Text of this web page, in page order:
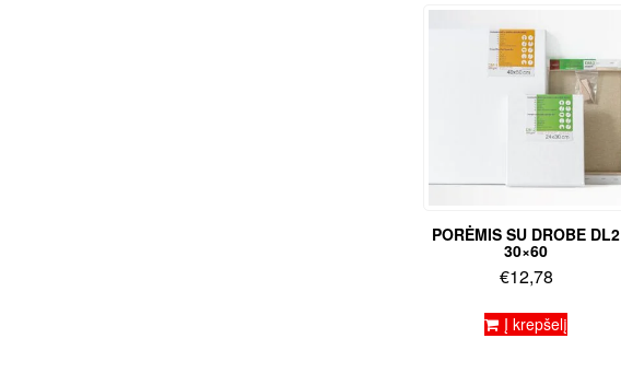
PORĖMIS SU DROBE DL2
30×60
€12,78
Į krepšelį